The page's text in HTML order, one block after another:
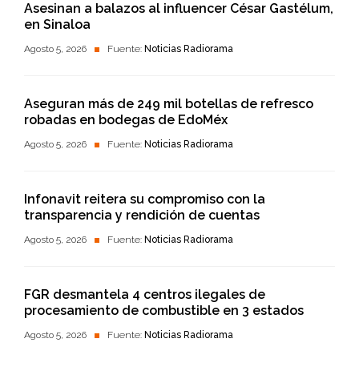
Asesinan a balazos al influencer César Gastélum,
en Sinaloa
Agosto 5, 2026 Fuente: Noticias Radiorama
Aseguran más de 249 mil botellas de refresco
robadas en bodegas de EdoMéx
Agosto 5, 2026 Fuente: Noticias Radiorama
Infonavit reitera su compromiso con la
transparencia y rendición de cuentas
Agosto 5, 2026 Fuente: Noticias Radiorama
FGR desmantela 4 centros ilegales de
procesamiento de combustible en 3 estados
Agosto 5, 2026 Fuente: Noticias Radiorama